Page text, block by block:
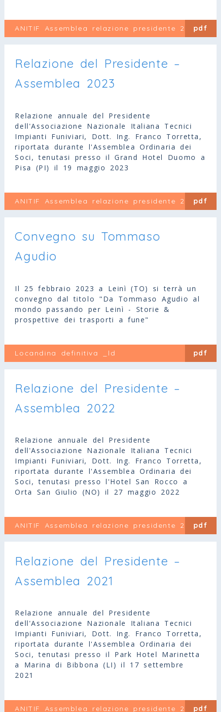
ANITIF Assemblea relazione presidente 2024 R1
pdf
Relazione del Presidente –
Assemblea 2023
Relazione annuale del Presidente
dell'Associazione Nazionale Italiana Tecnici
Impianti Funiviari, Dott. Ing. Franco Torretta,
riportata durante l'Assemblea Ordinaria dei
Soci, tenutasi presso il Grand Hotel Duomo a
Pisa (PI) il 19 maggio 2023
ANITIF Assemblea relazione presidente 2023pdf
Convegno su Tommaso
Agudio
Il 25 febbraio 2023 a Leinì (TO) si terrà un
convegno dal titolo "Da Tommaso Agudio al
mondo passando per Leinì - Storie &
prospettive dei trasporti a fune"
Locandina definitiva _ld pdf
Relazione del Presidente –
Assemblea 2022
Relazione annuale del Presidente
dell'Associazione Nazionale Italiana Tecnici
Impianti Funiviari, Dott. Ing. Franco Torretta,
riportata durante l'Assemblea Ordinaria dei
Soci, tenutasi presso l'Hotel San Rocco a
Orta San Giulio (NO) il 27 maggio 2022
ANITIF Assemblea relazione presidente 2022pdf
Relazione del Presidente –
Assemblea 2021
Relazione annuale del Presidente
dell'Associazione Nazionale Italiana Tecnici
Impianti Funiviari, Dott. Ing. Franco Torretta,
riportata durante l'Assemblea Ordinaria dei
Soci, tenutasi presso il Park Hotel Marinetta
a Marina di Bibbona (LI) il 17 settembre
2021
ANITIF Assemblea relazione presidente 2021pdf